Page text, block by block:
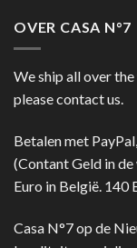
OVER CASA N°7
We ship all over
please contact us.
Betalen met
(Contant Geld in
Euro in België. 140
Casa N°7 op de